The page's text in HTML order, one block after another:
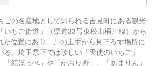
ごの名産地として知られる吉見町にある観光
いちご街道」（県道33号東松山桶川線）から
た位置にあり、川の土手から見下ろす場所に
。埼玉県下では珍しい「天使のいちご」
「紅ほっぺ」や「かおり野」、「あまりん」